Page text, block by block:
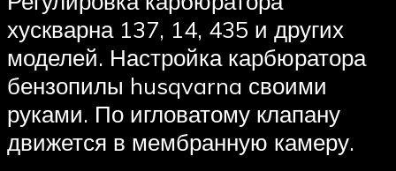
хускварна 137, 14, 435 и других
моделей. Настройка карбюратора
бензопилы husqvarna своими
руками. По игловатому клапану
движется в мембранную камеру.